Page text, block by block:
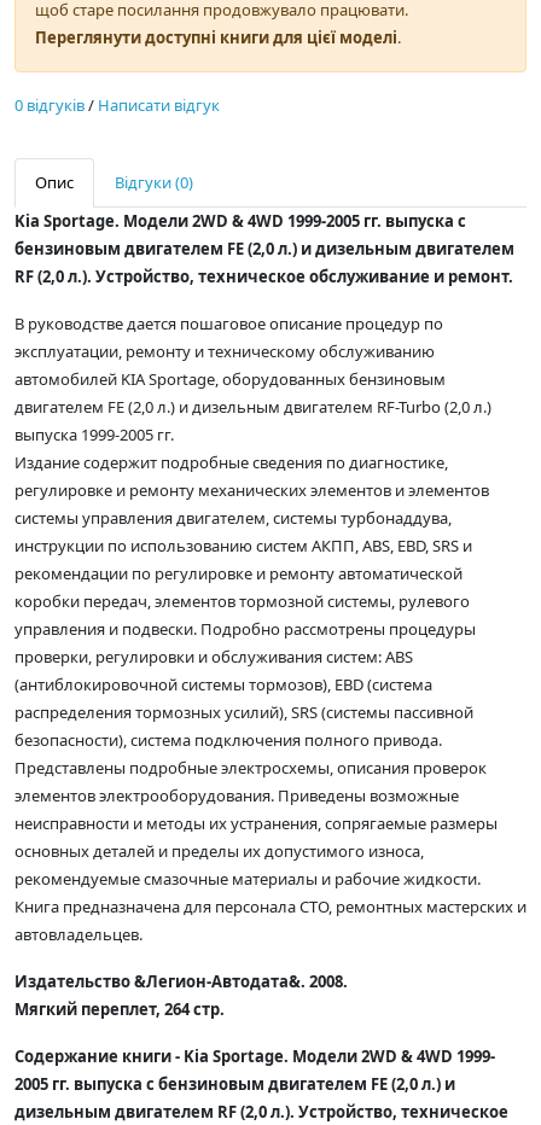
щоб старе посилання продовжувало працювати.
Переглянути доступні книги для цієї моделі.
0 відгуків/ Написати відгук
Опис
Відгуки (0)
Kia Sportage. Модели 2WD & 4WD 1999-2005 гг. выпуска с
бензиновым двигателем FE (2,0 л.) и дизельным двигателем
RF (2,0 л.). Устройство, техническое обслуживание и ремонт.
В руководстве дается пошаговое описание процедур по
эксплуатации, ремонту и техническому обслуживанию
автомобилей KIA Sportage, оборудованных бензиновым
двигателем FE (2,0 л.) и дизельным двигателем RF-Turbo (2,0 л.)
выпуска 1999-2005 гг.
Издание содержит подробные сведения по диагностике,
регулировке и ремонту механических элементов и элементов
системы управления двигателем, системы турбонаддува,
инструкции по использованию систем АКПП, ABS, EBD, SRS и
рекомендации по регулировке и ремонту автоматической
коробки передач, элементов тормозной системы, рулевого
управления и подвески. Подробно рассмотрены процедуры
проверки, регулировки и обслуживания систем: ABS
(антиблокировочной системы тормозов), EBD (система
распределения тормозных усилий), SRS (системы пассивной
безопасности), система подключения полного привода.
Представлены подробные электросхемы, описания проверок
элементов электрооборудования. Приведены возможные
неисправности и методы их устранения, сопрягаемые размеры
основных деталей и пределы их допустимого износа,
рекомендуемые смазочные материалы и рабочие жидкости.
Книга предназначена для персонала СТО, ремонтных мастерских и
автовладельцев.
Издательство &Легион-Автодата&. 2008.
Мягкий переплет, 264 стр.
Содержание книги - Kia Sportage. Модели 2WD & 4WD 1999-
2005 гг. выпуска с бензиновым двигателем FE (2,0 л.) и
дизельным двигателем RF (2,0 л.). Устройство, техническое